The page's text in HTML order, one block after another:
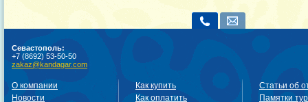
Севастополь:
+7 (8692) 53-50-50
zakaz@kandagar.com
О компании
Новости
Как купить
Как оплатить
Статьи об
Памятки